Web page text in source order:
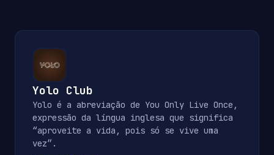
Yolo Club
Yolo é a abreviação de You Only Live Once,
expressão da língua inglesa que significa
“aproveite a vida, pois só se vive uma
vez”.